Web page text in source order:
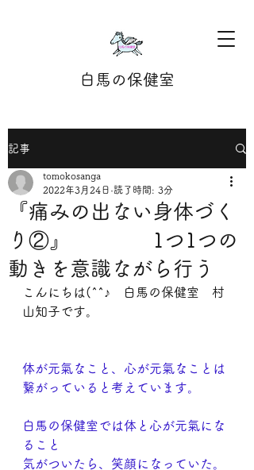
白馬の保健室
記事
『痛みの出ない身体づく
り②』 1つ1つの
動きを意識ながら行う
tomokosanga
2022年3月24日 読了時間: 3分
こんにちは(^^♪　白馬の保健室　村
山知子です。
体が元氣なこと、心が元氣なことは
繋がっていると考えています。
白馬の保健室では体と心が元氣にな
ること
気がついたら、笑顔になっていた。